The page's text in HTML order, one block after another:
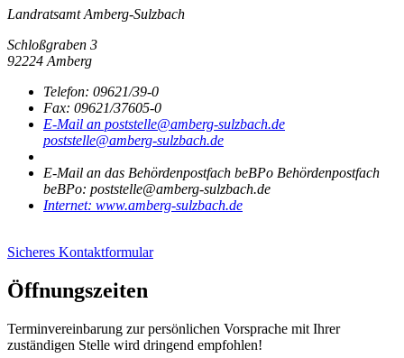
Landratsamt Amberg-Sulzbach
Schloßgraben 3
92224 Amberg
Telefon: 09621/39-0
Fax: 09621/37605-0
E-Mail an poststelle@amberg-sulzbach.de
poststelle@amberg-sulzbach.de
E-Mail an das Behördenpostfach beBPo Behördenpostfach
beBPo: poststelle@amberg-sulzbach.de
Internet: www.amberg-sulzbach.de
Sicheres Kontaktformular
Öffnungszeiten
Terminvereinbarung zur persönlichen Vorsprache mit Ihrer
zuständigen Stelle wird dringend empfohlen!